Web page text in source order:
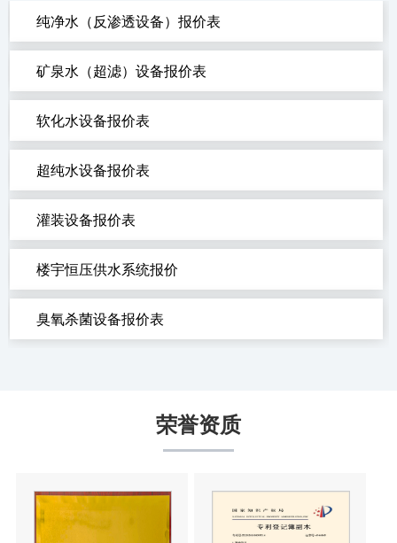
纯净水（反渗透设备）报价表
矿泉水（超滤）设备报价表
软化水设备报价表
超纯水设备报价表
灌装设备报价表
楼宇恒压供水系统报价
臭氧杀菌设备报价表
荣誉资质